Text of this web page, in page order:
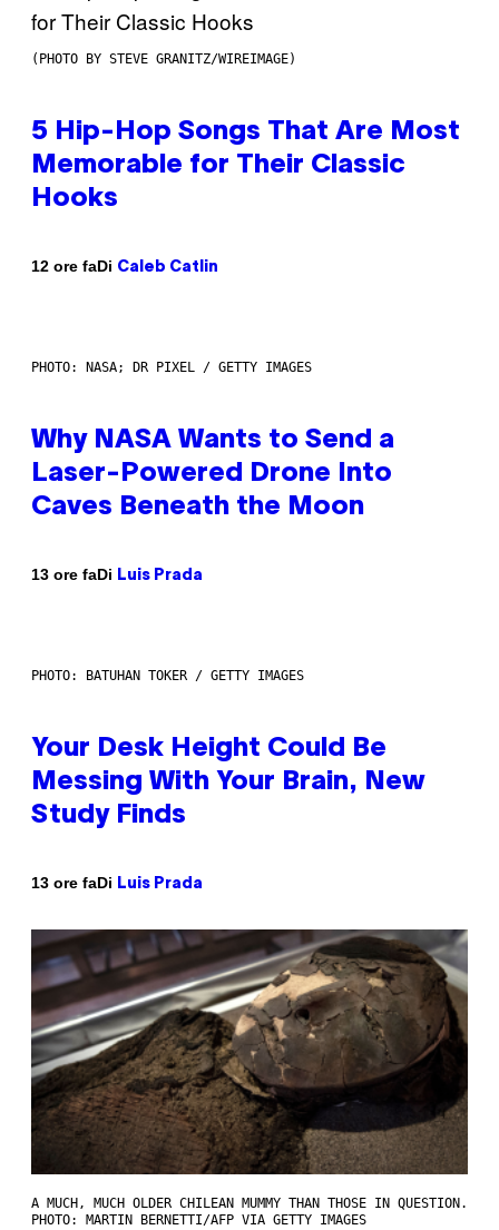
(PHOTO BY STEVE GRANITZ/WIREIMAGE)
5 Hip-Hop Songs That Are Most
Memorable for Their Classic
Hooks
12 ore faDi Caleb Catlin
PHOTO: NASA; DR PIXEL / GETTY IMAGES
Why NASA Wants to Send a
Laser-Powered Drone Into
Caves Beneath the Moon
13 ore faDi Luis Prada
PHOTO: BATUHAN TOKER / GETTY IMAGES
Your Desk Height Could Be
Messing With Your Brain, New
Study Finds
13 ore faDi Luis Prada
A MUCH, MUCH OLDER CHILEAN MUMMY THAN THOSE IN QUESTION.
PHOTO: MARTIN BERNETTI/AFP VIA GETTY IMAGES